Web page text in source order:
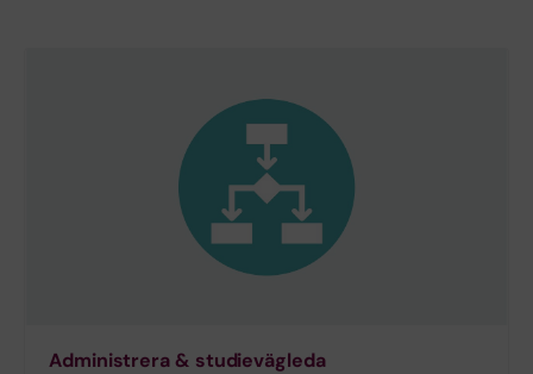
Administrera & studievägleda